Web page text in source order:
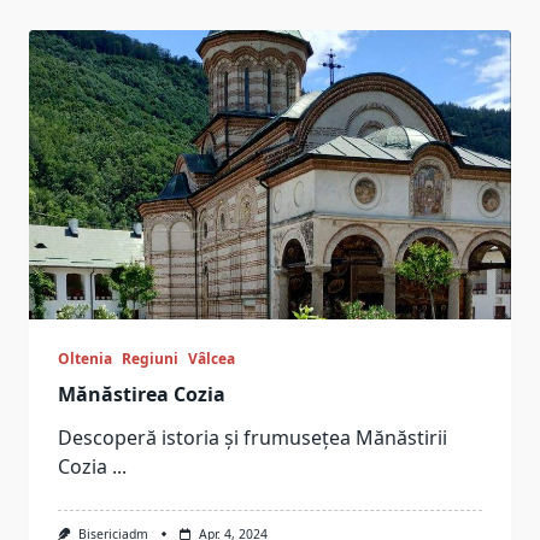
Oltenia Regiuni Vâlcea
Mănăstirea Cozia
Descoperă istoria și frumusețea Mănăstirii
Cozia ...
Bisericiadm Apr. 4, 2024